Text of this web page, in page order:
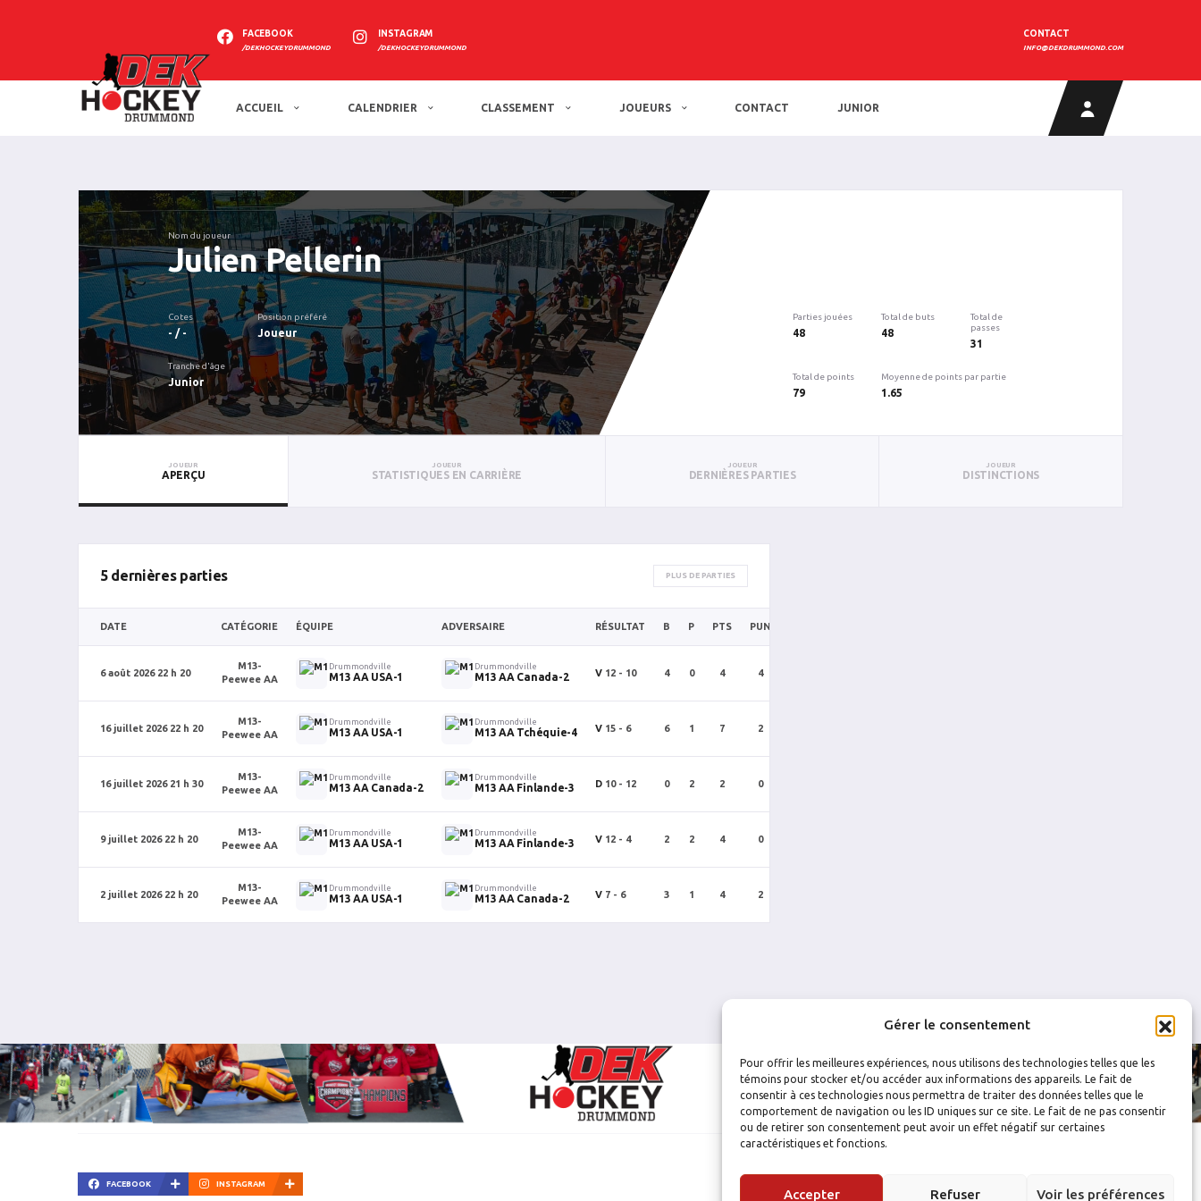
Gérer le consentement
Pour offrir les meilleures expériences, nous utilisons des technologies telles que les
témoins pour stocker et/ou accéder aux informations des appareils. Le fait de
consentir à ces technologies nous permettra de traiter des données telles que le
comportement de navigation ou les ID uniques sur ce site. Le fait de ne pas consentir
ou de retirer son consentement peut avoir un effet négatif sur certaines
caractéristiques et fonctions.
Accepter Refuser Voir les préférences
FACEBOOK
/DEKHOCKEYDRUMMOND
INSTAGRAM
/DEKHOCKEYDRUMMOND
CONTACT
INFO@DEKDRUMMOND.COM
ACCUEIL CALENDRIER CLASSEMENT JOUEURS CONTACT JUNIOR
Nom du joueur
Julien Pellerin
Cotes
- / -
Position préféré
Joueur
Tranche d'âge
Junior
Parties jouées
48
Total de buts
48
Total de
passes
31
Total de points
79
Moyenne de points par partie
1.65
JOUEUR
APERÇU
JOUEUR
STATISTIQUES EN CARRIÈRE
JOUEUR
DERNIÈRES PARTIES
JOUEUR
DISTINCTIONS
5 dernières parties PLUS DE PARTIES
DATE CATÉGORIE ÉQUIPE ADVERSAIRE RÉSULTAT B P PTS PUN
6 août 2026 22 h 20
M13-
Peewee AA
Drummondville
M13 AA USA-1
Drummondville
M13 AA Canada-2 V 12 - 10 4 0 4 4
16 juillet 2026 22 h 20
M13-
Peewee AA
Drummondville
M13 AA USA-1
Drummondville
M13 AA Tchéquie-4 V 15 - 6 6 1 7 2
16 juillet 2026 21 h 30
M13-
Peewee AA
Drummondville
M13 AA Canada-2
Drummondville
M13 AA Finlande-3 D 10 - 12 0 2 2 0
9 juillet 2026 22 h 20
M13-
Peewee AA
Drummondville
M13 AA USA-1
Drummondville
M13 AA Finlande-3 V 12 - 4 2 2 4 0
2 juillet 2026 22 h 20
M13-
Peewee AA
Drummondville
M13 AA USA-1
Drummondville
M13 AA Canada-2 V 7 - 6 3 1 4 2
FACEBOOK INSTAGRAM